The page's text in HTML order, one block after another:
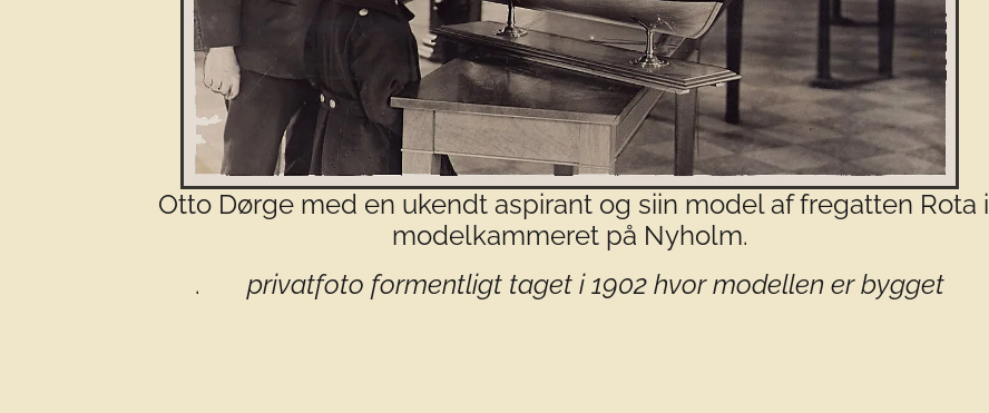
Otto Dørge med en ukendt aspirant og siin model af fregatten Rota i
modelkammeret på Nyholm.
. privatfoto formentligt taget i 1902 hvor modellen er bygget